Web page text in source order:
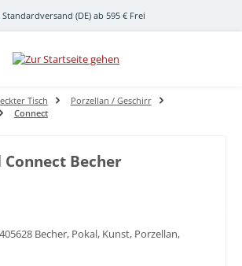
Standardversand (DE) ab 595 € Frei
Tisch
Porzellan / Geschirr
Connect
Connect Becher